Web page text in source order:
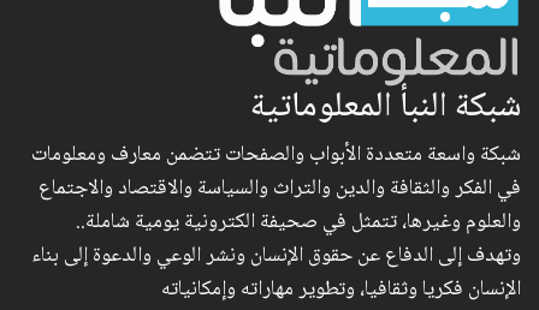
شبكة النبأ المعلوماتية
شبكة واسعة متعددة الأبواب والصفحات تتضمن معارف ومعلومات
في الفكر والثقافة والدين والتراث والسياسة والاقتصاد والاجتماع
والعلوم وغيرها، تتمثل في صحيفة الكترونية يومية شاملة..
وتهدف إلى الدفاع عن حقوق الإنسان ونشر الوعي والدعوة إلى بناء
الإنسان فكريا وثقافيا، وتطوير مهاراته وإمكانياته